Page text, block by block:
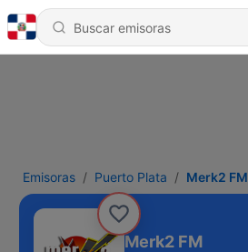
Emisoras Puerto Plata Merk2 FM
Merk2 FM